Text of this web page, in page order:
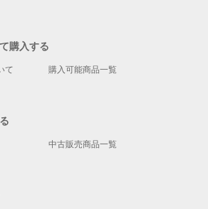
購入する
て 購入可能商品一覧
中古販売商品一覧